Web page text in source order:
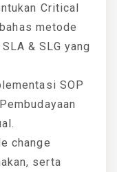
Critical
metode
& SLG yang
SOP
change
serta